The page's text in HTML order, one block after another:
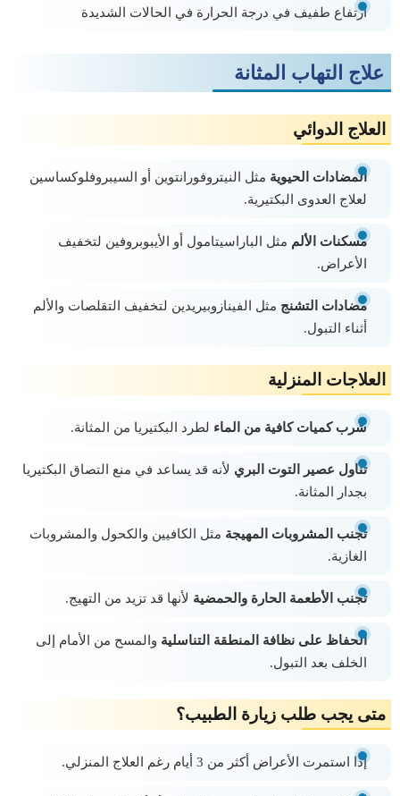
ارتفاع طفيف في درجة الحرارة في الحالات الشديدة
علاج التهاب المثانة
العلاج الدوائي
المضادات الحيوية مثل النيتروفورانتوين أو السيبروفلوكساسين
لعلاج العدوى البكتيرية.
مسكنات الألم مثل الباراسيتامول أو الأيبوبروفين لتخفيف
الأعراض.
مضادات التشنج مثل الفينازوبيريدين لتخفيف التقلصات والألم
أثناء التبول.
العلاجات المنزلية
شرب كميات كافية من الماء لطرد البكتيريا من المثانة.
تناول عصير التوت البري لأنه قد يساعد في منع التصاق البكتيريا
بجدار المثانة.
تجنب المشروبات المهيجة مثل الكافيين والكحول والمشروبات
الغازية.
تجنب الأطعمة الحارة والحمضية لأنها قد تزيد من التهيج.
الحفاظ على نظافة المنطقة التناسلية والمسح من الأمام إلى
الخلف بعد التبول.
متى يجب طلب زيارة الطبيب؟
إذا استمرت الأعراض أكثر من 3 أيام رغم العلاج المنزلي.